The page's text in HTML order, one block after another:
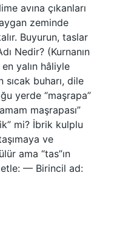
avına çıkanları
zeminde
Buyurun, taslar
Nedir? (Kurnanın
yalın hâliyle
sıcak buharı, dile
yerde “maşrapa”
maşrapası”
mi? İbrik kulplu
ve
ama “tas”ın
— Birincil ad: